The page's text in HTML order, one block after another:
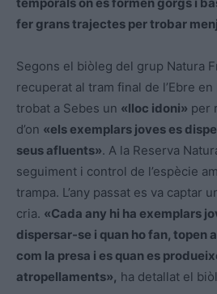
fer grans trajectes per trobar
Segons el biòleg del grup Natura
recuperat al tram final de l’Ebre
trobat a Sebes un «lloc idoni» per
d’on «els exemplars joves es
seus afluents». A la Reserva
seguiment i control de l’espècie
trampa. L’any passat es va captar
cria. «Cada any hi ha exemplars
dispersar-se i quan ho fan, topen
com la presa i es quan es
atropellaments», ha detallat el